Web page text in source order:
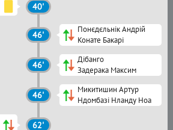
40'
46'
Понєдєльнік Андрій
Конате Бакарі
46'
Дібанго
Задерака Максим
46'
Микитишин Артур
Ндомбазі Нланду Ноа
62'